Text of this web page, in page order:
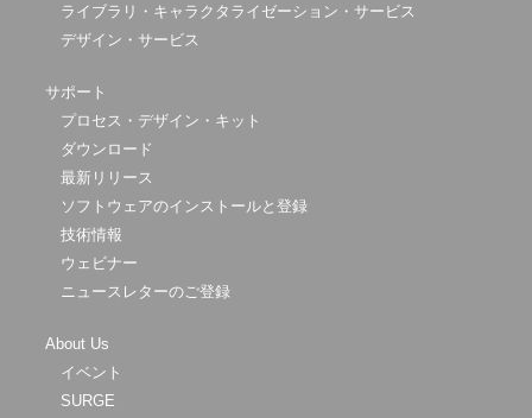
ライブラリ・キャラクタライゼーション・サービス
デザイン・サービス
サポート
プロセス・デザイン・キット
ダウンロード
最新リリース
ソフトウェアのインストールと登録
技術情報
ウェビナー
ニュースレターのご登録
About Us
イベント
SURGE